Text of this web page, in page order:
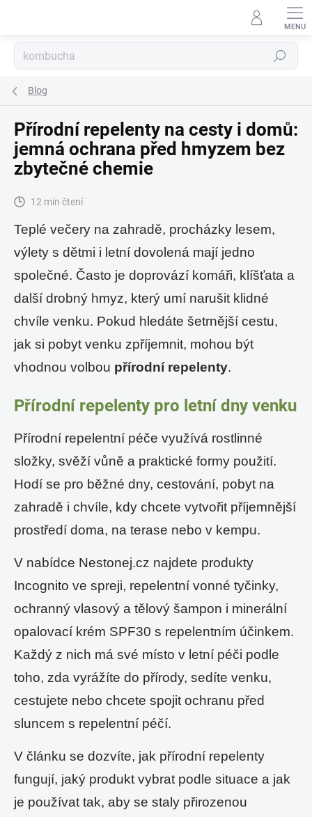
Hledat
Blog
Přírodní repelenty na cesty i domů:
jemná ochrana před hmyzem bez
zbytečné chemie
12 min čtení
Teplé večery na zahradě, procházky lesem,
výlety s dětmi i letní dovolená mají jedno
společné. Často je doprovází komáři, klíšťata a
další drobný hmyz, který umí narušit klidné
chvíle venku. Pokud hledáte šetrnější cestu,
jak si pobyt venku zpříjemnit, mohou být
vhodnou volbou přírodní repelenty.
Přírodní repelenty pro letní dny venku
Přírodní repelentní péče využívá rostlinné
složky, svěží vůně a praktické formy použití.
Hodí se pro běžné dny, cestování, pobyt na
zahradě i chvíle, kdy chcete vytvořit příjemnější
prostředí doma, na terase nebo v kempu.
V nabídce Nestonej.cz najdete produkty
Incognito ve spreji, repelentní vonné tyčinky,
ochranný vlasový a tělový šampon i minerální
opalovací krém SPF30 s repelentním účinkem.
Každý z nich má své místo v letní péči podle
toho, zda vyrážíte do přírody, sedíte venku,
cestujete nebo chcete spojit ochranu před
sluncem s repelentní péčí.
V článku se dozvíte, jak přírodní repelenty
fungují, jaký produkt vybrat podle situace a jak
je používat tak, aby se staly přirozenou